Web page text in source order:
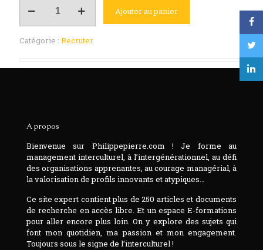
le
d'efficacité
force
Ajouter au panier
Catégorie : Recruter
A propos
Bienvenue sur Philippepierre.com ! Je forme au
management interculturel, à l’intergénérationnel, au défi
des organisations apprenantes, au courage managérial, à
la valorisation de profils innovants et atypiques…
Ce site expert contient plus de 250 articles et documents
de recherche en accès libre. Et un espace E-formations
pour aller encore plus loin. On y explore des sujets qui
font mon quotidien, ma passion et mon engagement.
Toujours sous le signe de l’interculturel !